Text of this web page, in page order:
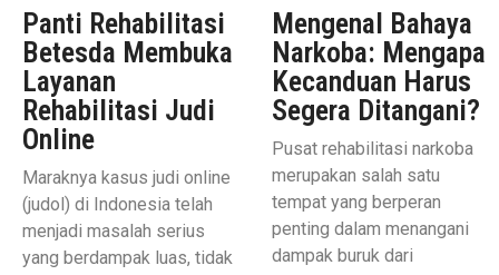
Panti Rehabilitasi
Betesda Membuka
Layanan
Rehabilitasi Judi
Online
Maraknya kasus judi online
(judol) di Indonesia telah
menjadi masalah serius
yang berdampak luas, tidak
Mengenal Bahaya
Narkoba: Mengapa
Kecanduan Harus
Segera Ditangani?
Pusat rehabilitasi narkoba
merupakan salah satu
tempat yang berperan
penting dalam menangani
dampak buruk dari